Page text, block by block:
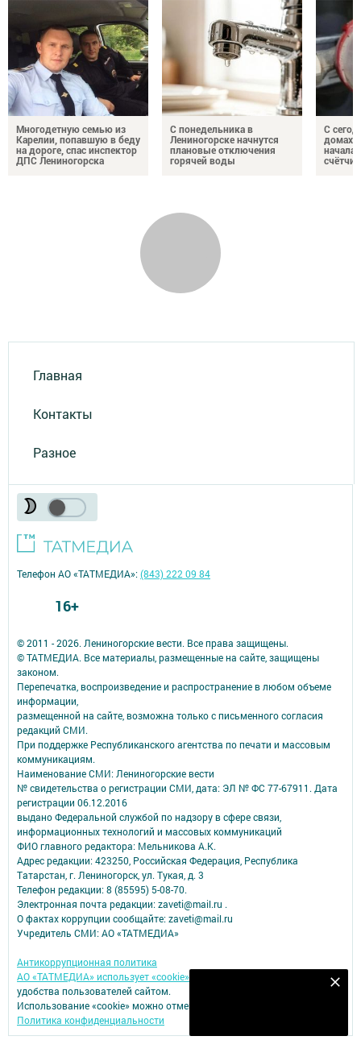
Многодетную семью из
Карелии, попавшую в беду
на дороге, спас инспектор
ДПС Лениногорска
С понедельника в
Лениногорске начнутся
плановые отключения
горячей воды
С
домах
Главная
Контакты
Разное
© 2011 - 2026. Лениногорские вести. Все права защищены.
© ТАТМЕДИА. Все материалы, размещенные на сайте, защищены
законом.
Перепечатка, воспроизведение и распространение в любом объеме
информации,
размещенной на сайте, возможна только с письменного согласия
редакций СМИ.
При поддержке Республиканского агентства по печати и массовым
коммуникациям.
Наименование СМИ: Лениногорские вести
№ свидетельства о регистрации СМИ, дата: ЭЛ № ФС 77-67911. Дата
регистрации 06.12.2016
выдано Федеральной службой по надзору в сфере связи,
информационных технологий и массовых коммуникаций
ФИО главного редактора: Мельникова А.К.
Адрес редакции: 423250, Российская Федерация, Республика
Татарстан, г. Лениногорск, ул. Тукая, д. 3
Телефон редакции: 8 (85595) 5-08-70.
Электронная почта редакции: zaveti@mail.ru .
О фактах коррупции сообщайте: zaveti@mail.ru
Учредитель СМИ: АО «ТАТМЕДИА»
Антикоррупционная политика
АО «ТАТМЕДИА» использует «cookie» для персонализации сервисов и
удобства пользователей сайтом.
Использование «cookie» можно отменить в настройках браузера.
Политика конфиденциальности
Телефон АО «ТАТМЕДИА»:(843) 222 09 84
16+